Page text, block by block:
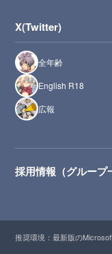
X(Twitter)
全年齢
English R18
広報
採用情報（グループ
推奨環境：最新版の